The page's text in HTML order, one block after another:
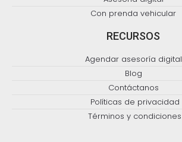
Con prenda vehicular
RECURSOS
Agendar asesoría digital
Blog
Contáctanos
Políticas de privacidad
Términos y condiciones